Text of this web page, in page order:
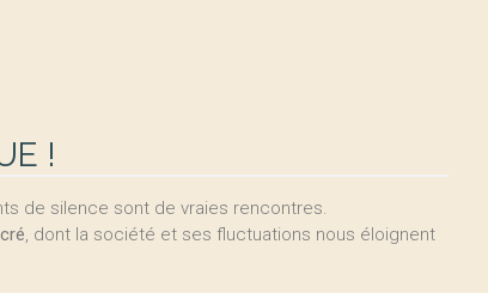
!
de silence sont de vraies rencontres.
, dont la société et ses fluctuations nous éloignent